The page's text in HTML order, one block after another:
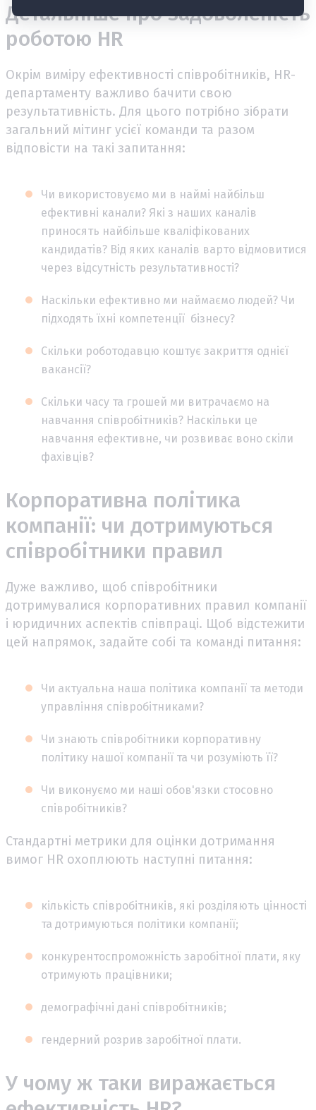
Детальніше про задоволеність
роботою HR
Окрім виміру ефективності співробітників, HR-
департаменту важливо бачити свою
результативність. Для цього потрібно зібрати
загальний мітинг усієї команди та разом
відповісти на такі запитання:
Чи використовуємо ми в наймі найбільш
ефективні канали? Які з наших каналів
приносять найбільше кваліфікованих
кандидатів? Від яких каналів варто відмовитися
через відсутність результативності?
Наскільки ефективно ми наймаємо людей? Чи
підходять їхні компетенції бізнесу?
Скільки роботодавцю коштує закриття однієї
вакансії?
Скільки часу та грошей ми витрачаємо на
навчання співробітників? Наскільки це
навчання ефективне, чи розвиває воно скіли
фахівців?
Корпоративна політика
компанії: чи дотримуються
співробітники правил
Дуже важливо, щоб співробітники
дотримувалися корпоративних правил компанії
і юридичних аспектів співпраці. Щоб відстежити
цей напрямок, задайте собі та команді питання:
Чи актуальна наша політика компанії та методи
управління співробітниками?
Чи знають співробітники корпоративну
політику нашої компанії та чи розуміють її?
Чи виконуємо ми наші обов'язки стосовно
співробітників?
Стандартні метрики для оцінки дотримання
вимог HR охоплюють наступні питання:
кількість співробітників, які розділяють цінності
та дотримуються політики компанії;
конкурентоспроможність заробітної плати, яку
отримують працівники;
демографічні дані співробітників;
гендерний розрив заробітної плати.
У чому ж таки виражається